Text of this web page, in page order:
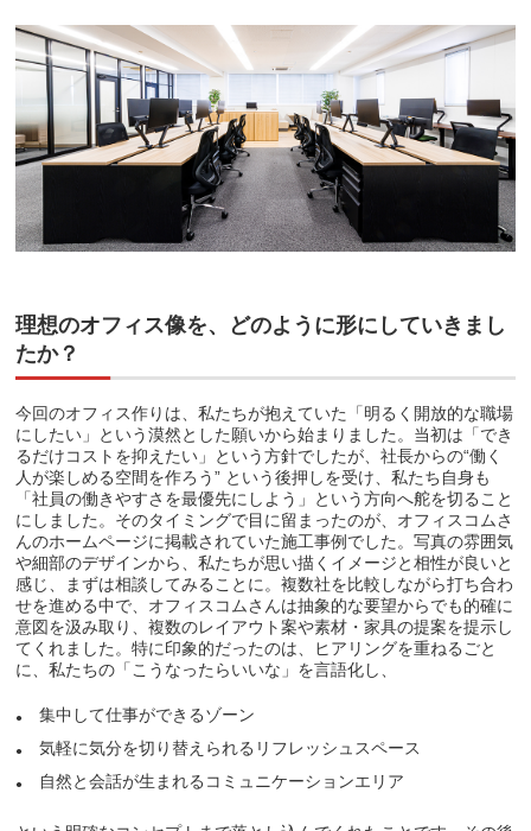
理想のオフィス像を、どのように形にしていきまし
たか？
今回のオフィス作りは、私たちが抱えていた「明るく開放的な職場
にしたい」という漠然とした願いから始まりました。当初は「でき
るだけコストを抑えたい」という方針でしたが、社長からの“働く
人が楽しめる空間を作ろう” という後押しを受け、私たち自身も
「社員の働きやすさを最優先にしよう」という方向へ舵を切ること
にしました。そのタイミングで目に留まったのが、オフィスコムさ
んのホームページに掲載されていた施工事例でした。写真の雰囲気
や細部のデザインから、私たちが思い描くイメージと相性が良いと
感じ、まずは相談してみることに。複数社を比較しながら打ち合わ
せを進める中で、オフィスコムさんは抽象的な要望からでも的確に
意図を汲み取り、複数のレイアウト案や素材・家具の提案を提示し
てくれました。特に印象的だったのは、ヒアリングを重ねるごと
に、私たちの「こうなったらいいな」を言語化し、
集中して仕事ができるゾーン
気軽に気分を切り替えられるリフレッシュスペース
自然と会話が生まれるコミュニケーションエリア